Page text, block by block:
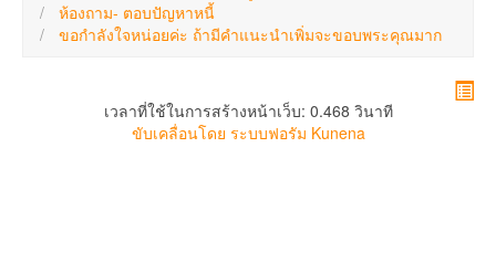
ห้องถาม- ตอบปัญหาหนี้
ขอกำลังใจหน่อยค่ะ ถ้ามีคำแนะนำเพิ่มจะขอบพระคุณมาก
เวลาที่ใช้ในการสร้างหน้าเว็บ: 0.468 วินาที
ขับเคลื่อนโดย ระบบฟอรัม Kunena